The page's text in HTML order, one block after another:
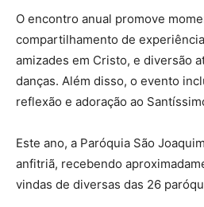
O encontro anual promove
compartilhamento de
amizades em Cristo, e diversão
danças. Além disso, o evento
reflexão e adoração ao
Este ano, a Paróquia São
anfitriã, recebendo
vindas de diversas das 26